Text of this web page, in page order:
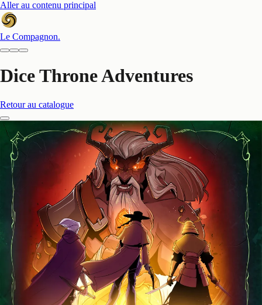
Aller au contenu principal
Le Compagnon.
Dice Throne Adventures
Retour au catalogue